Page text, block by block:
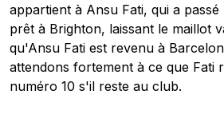
appartient à Ansu Fati, qui a
prêt à Brighton, laissant le maillot
qu'Ansu Fati est revenu à
attendons fortement à ce que Fati
numéro 10 s'il reste au club.